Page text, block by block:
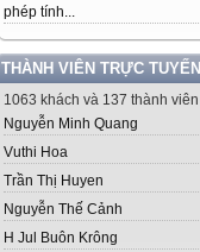
phép tính...
THÀNH VIÊN TRỰC TUYẾN
1063 khách và 137 thành viên
Nguyễn Minh Quang
Vuthi Hoa
Trần Thị Huyen
Nguyễn Thế Cảnh
H Jul Buôn Krông